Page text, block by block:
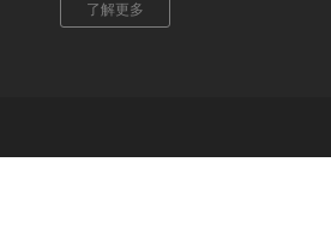
了解更多